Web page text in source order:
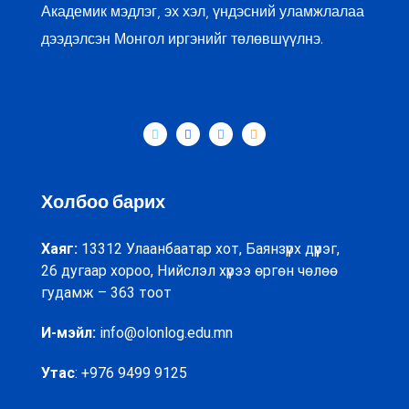
Академик мэдлэг, эх хэл, үндэсний уламжлалаа
дээдэлсэн Монгол иргэнийг төлөвшүүлнэ.
Холбоо барих
Хаяг: 13312 Улаанбаатар хот, Баянзүрх дүүрэг,
26 дугаар хороо, Нийслэл хүрээ өргөн чөлөө
гудамж – 363 тоот
И-мэйл: info@olonlog.edu.mn
Утас: +976 9499 9125